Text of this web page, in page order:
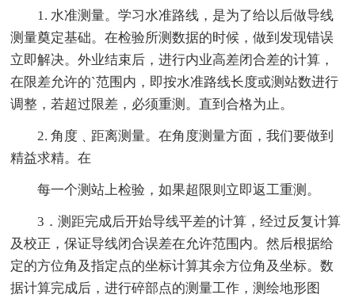
1. 水准测量。学习水准路线，是为了给以后做导线
测量奠定基础。在检验所测数据的时候，做到发现错误
立即解决。外业结束后，进行内业高差闭合差的计算，
在限差允许的`范围内，即按水准路线长度或测站数进行
调整，若超过限差，必须重测。直到合格为止。
2. 角度﹑距离测量。在角度测量方面，我们要做到
精益求精。在
每一个测站上检验，如果超限则立即返工重测。
3．测距完成后开始导线平差的计算，经过反复计算
及校正，保证导线闭合误差在允许范围内。然后根据给
定的方位角及指定点的坐标计算其余方位角及坐标。数
据计算完成后，进行碎部点的测量工作，测绘地形图